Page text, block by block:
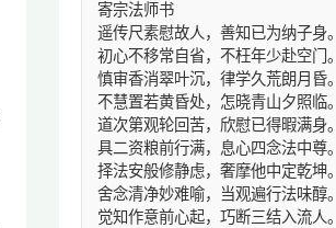
寄宗法师书
遥传尺素慰故人，善知已为纳子身。
初心不移常自省，不枉年少赴空门。
慎审香消翠叶沉，律学久荒朗月昏。
不慧置若黄昏处，怎晓青山夕照临。
道次第观轮回苦，欣慰已得暇满身。
具二资粮前行满，息心四念法中尊。
择法安般修静虑，奢摩他中定乾坤。
舍念清净妙难喻，当观遍行法味醇。
觉知作意前心起，巧断三结入流人。